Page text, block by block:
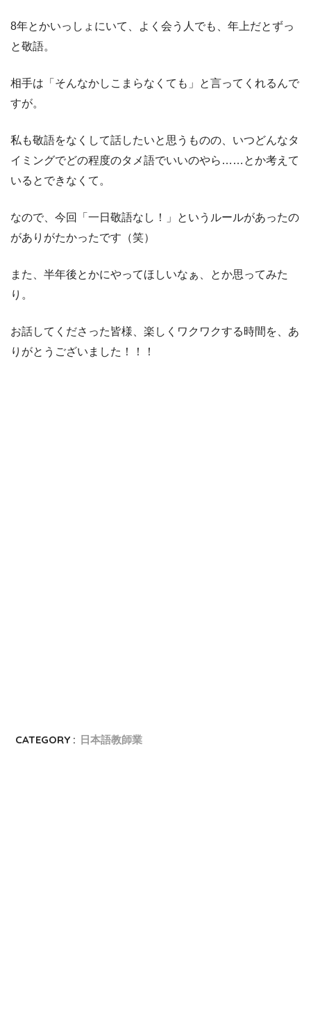
8年とかいっしょにいて、よく会う人でも、年上だとずっ
と敬語。
相手は「そんなかしこまらなくても」と言ってくれるんで
すが。
私も敬語をなくして話したいと思うものの、いつどんなタ
イミングでどの程度のタメ語でいいのやら……とか考えて
いるとできなくて。
なので、今回「一日敬語なし！」というルールがあったの
がありがたかったです（笑）
また、半年後とかにやってほしいなぁ、とか思ってみた
り。
お話してくださった皆様、楽しくワクワクする時間を、あ
りがとうございました！！！
CATEGORY : 日本語教師業